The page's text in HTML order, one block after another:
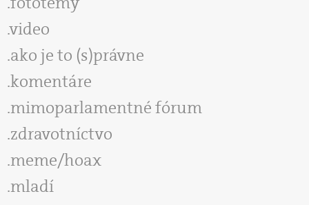
video
ako je to (s)právne
komentáre
mimoparlamentné fórum
zdravotníctvo
meme/hoax
mladí